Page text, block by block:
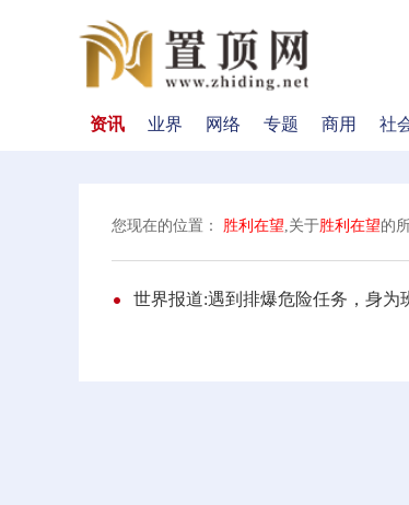
资讯 业界 网络 专题 商用 社
您现在的位置： 胜利在望,关于胜利在望的
世界报道:遇到排爆危险任务，身为